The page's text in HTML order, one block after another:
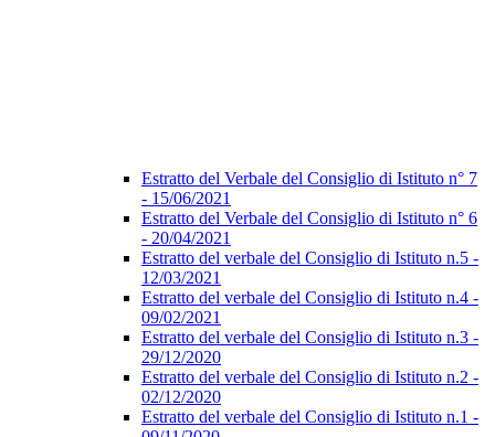
Estratto del Verbale del Consiglio di Istituto n° 7
- 15/06/2021
Estratto del Verbale del Consiglio di Istituto n° 6
- 20/04/2021
Estratto del verbale del Consiglio di Istituto n.5 -
12/03/2021
Estratto del verbale del Consiglio di Istituto n.4 -
09/02/2021
Estratto del verbale del Consiglio di Istituto n.3 -
29/12/2020
Estratto del verbale del Consiglio di Istituto n.2 -
02/12/2020
Estratto del verbale del Consiglio di Istituto n.1 -